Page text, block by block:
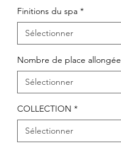
Finitions du spa *
Nombre de place allongée
COLLECTION *